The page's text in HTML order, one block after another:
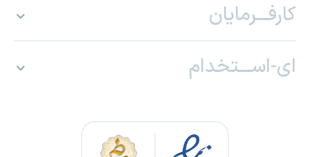
کارفـــرمایان
ای-اســـتخدام